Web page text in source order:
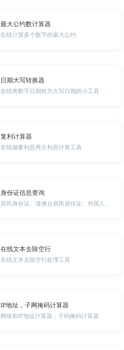
最大公约数计算器
在线计算多个数字的最大公约
日期大写转换器
在线将数字日期转为大写日期的小工具
复利计算器
在线储蓄利息再生利息计算工具
身份证信息查询
在线文本去除空行
在线文本去除空行处理工具
IP地址，子网掩码计算器
网络和IP地址计算器，子码掩码计算器